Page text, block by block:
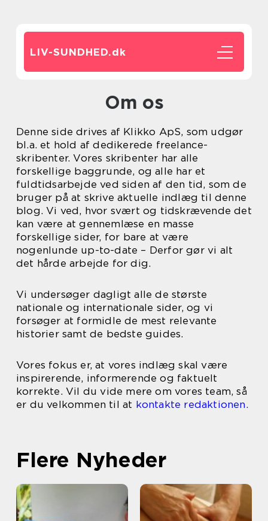
LIV-SUNDHED.dk
Om os
Denne side drives af Klikko ApS, som udgør
bl.a. et hold af dedikerede freelance-
skribenter. Vores skribenter har alle
forskellige baggrunde, og alle har et
fuldtidsarbejde ved siden af den tid, som de
bruger på at skrive aktuelle indlæg til denne
blog. Vi ved, hvor svært og tidskrævende det
kan være at gennemlæse en masse
forskellige sider, for bare at være
nogenlunde up-to-date – Derfor gør vi alt
det hårde arbejde for dig.
Vi undersøger dagligt alle de største
nationale og internationale sider, og vi
forsøger at formidle de mest relevante
historier samt de bedste guides.
Vores fokus er, at vores indlæg skal være
inspirerende, informerende og faktuelt
korrekte. Vil du vide mere om vores team, så
er du velkommen til at kontakte redaktionen.
Flere Nyheder